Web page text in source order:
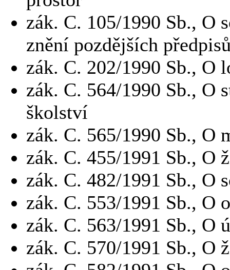
zák. C. 105/1990 Sb., O
znění pozdějších
zák. C. 202/1990 Sb., O
zák. C. 564/1990 Sb., O
školství
zák. C. 565/1990 Sb., O
zák. C. 455/1991 Sb., O
zák. C. 482/1991 Sb., O
zák. C. 553/1991 Sb., O
zák. C. 563/1991 Sb., O
zák. C. 570/1991 Sb., O